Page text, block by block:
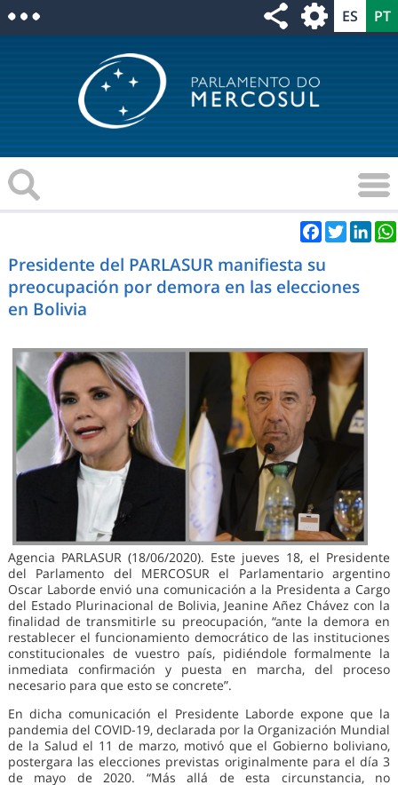
Facebook
Twitter
Presidente del PARLASUR manifiesta su
preocupación por demora en las elecciones
en Bolivia
Agencia PARLASUR (18/06/2020). Este jueves 18, el Presidente
del Parlamento del MERCOSUR el Parlamentario argentino
Oscar Laborde envió una comunicación a la Presidenta a Cargo
del Estado Plurinacional de Bolivia, Jeanine Añez Chávez con la
finalidad de transmitirle su preocupación, “ante la demora en
restablecer el funcionamiento democrático de las instituciones
constitucionales de vuestro país, pidiéndole formalmente la
inmediata confirmación y puesta en marcha, del proceso
necesario para que esto se concrete”.
En dicha comunicación el Presidente Laborde expone que la
pandemia del COVID-19, declarada por la Organización Mundial
de la Salud el 11 de marzo, motivó que el Gobierno boliviano,
postergara las elecciones previstas originalmente para el día 3
de mayo de 2020. “Más allá de esta circunstancia, no